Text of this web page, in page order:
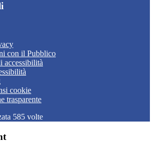
con il Pubblico
accessibilità
cookie
trasparente
585 volte